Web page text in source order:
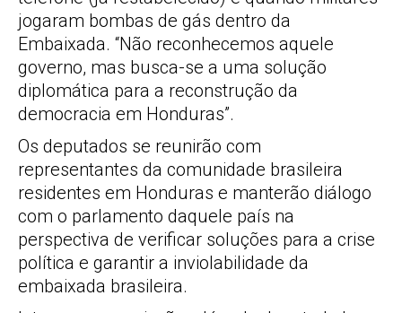
jogaram bombas de gás dentro da
Embaixada. “Não reconhecemos aquele
governo, mas busca-se a uma solução
diplomática para a reconstrução da
democracia em Honduras”.
Os deputados se reunirão com
representantes da comunidade brasileira
residentes em Honduras e manterão diálogo
com o parlamento daquele país na
perspectiva de verificar soluções para a crise
política e garantir a inviolabilidade da
embaixada brasileira.